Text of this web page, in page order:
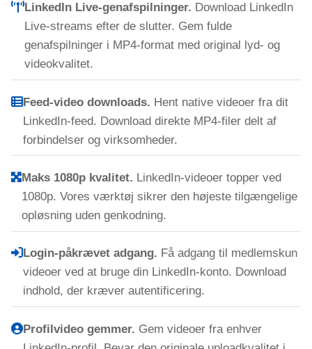
LinkedIn Live-genafspilninger. Download LinkedIn
Live-streams efter de slutter. Gem fulde
genafspilninger i MP4-format med original lyd- og
videokvalitet.
Feed-video downloads. Hent native videoer fra dit
LinkedIn-feed. Download direkte MP4-filer delt af
forbindelser og virksomheder.
Maks 1080p kvalitet. LinkedIn-videoer topper ved
1080p. Vores værktøj sikrer den højeste tilgængelige
opløsning uden genkodning.
Login-påkrævet adgang. Få adgang til medlemskun
videoer ved at bruge din LinkedIn-konto. Download
indhold, der kræver autentificering.
Profilvideo gemmer. Gem videoer fra enhver